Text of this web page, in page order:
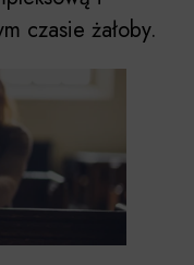
czasie żałoby.